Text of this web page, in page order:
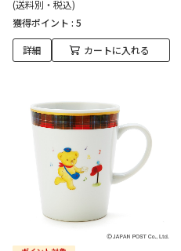
(送料別・税込)
獲得ポイント : 5
詳細 カートに入れる